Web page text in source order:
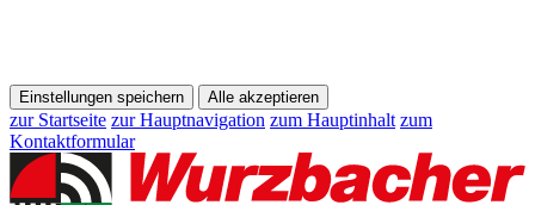
Einstellungen speichern Alle akzeptieren
zur Startseite zur Hauptnavigation zum Hauptinhalt zum
Kontaktformular